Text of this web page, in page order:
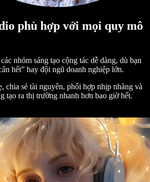
phù hợp với mọi quy mô
nhóm sáng tạo cộng tác dễ dàng, dù bạn
hết” hay đội ngũ doanh nghiệp lớn.
chia sẻ tài nguyên, phối hợp nhịp nhàng và
tạo ra thị trường nhanh hơn bao giờ hết.